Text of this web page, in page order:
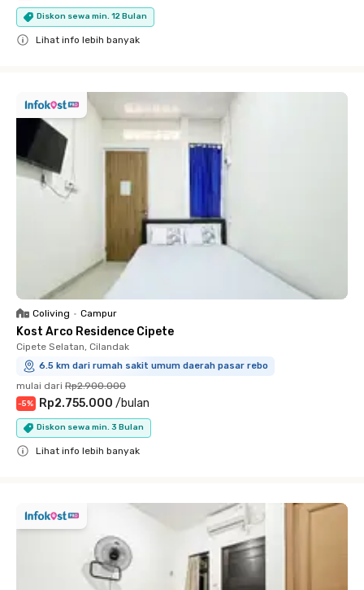
Diskon sewa min. 12 Bulan
Lihat info lebih banyak
Coliving • Campur
Kost Arco Residence Cipete
Cipete Selatan, Cilandak
6.5 km dari rumah sakit umum daerah pasar rebo
mulai dari Rp2.900.000
-5% Rp2.755.000 /bulan
Diskon sewa min. 3 Bulan
Lihat info lebih banyak